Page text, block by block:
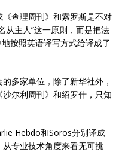
查理周刊》和索罗斯是不对
从主人”这一原则，而是把法
按照英语译写方式给译成了
多家单位，除了新华社外，
尔利周刊》和绍罗什，只知
Hebdo和Soros分别译成
从专业技术角度来看无可挑